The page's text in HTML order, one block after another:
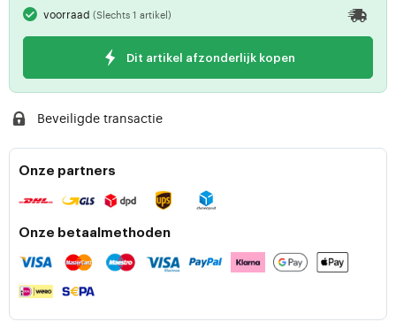
voorraad(Slechts 1 artikel)
Dit artikel afzonderlijk kopen
Beveiligde transactie
Onze partners
Onze betaalmethoden